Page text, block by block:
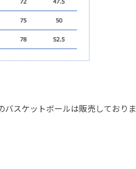
スケットボールは販売しておりま